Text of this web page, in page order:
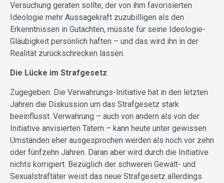
Versuchung geraten sollte, der von ihm favorisierten
Ideologie mehr Aussagekraft zuzubilligen als den
Erkenntnissen in Gutachten, müsste für seine Ideologie-
Gläubigkeit persönlich haften – und das wird ihn in der
Realität zurückschrecken lassen.
Die Lücke im Strafgesetz
Zugegeben: Die Verwahrungs-Initiative hat in den letzten
Jahren die Diskussion um das Strafgesetz stark
beeinflusst. Verwahrung – auch von andern als von der
Initiative anvisierten Tätern – kann heute unter gewissen
Umständen eher ausgesprochen werden als noch vor zehn
oder fünfzehn Jahren. Daran aber wird durch die Initiative
nichts korrigiert. Bezüglich der schweren Gewalt- und
Sexualstraftäter weist das neue Strafgesetz allerdings